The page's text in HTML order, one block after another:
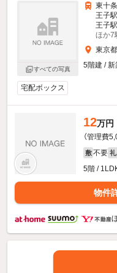
すべての写真
東十
王子
王子
ほか7
東京
5階建 / 新
宅配ボックス
12万円
（管理費
敷 不要 礼
5階 /
物件